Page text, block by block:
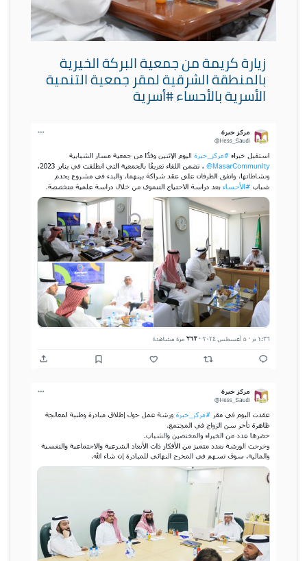
زيارة كريمة من جمعية البركة الخيرية
بالمنطقة الشرقية لمقر جمعية التنمية
الأسرية بالأحساء #أسرية